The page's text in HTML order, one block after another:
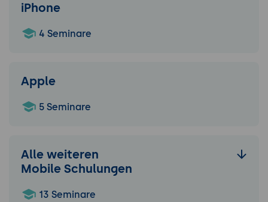
iPhone
4 Seminare
Apple
5 Seminare
Alle weiteren
Mobile Schulungen
13 Seminare